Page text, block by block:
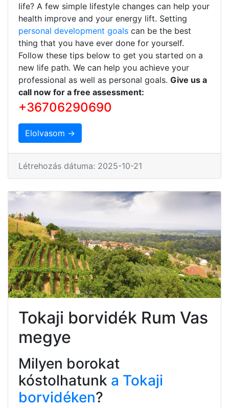
life? A few simple lifestyle changes can help your
health improve and your energy lift. Setting
personal development goals can be the best
thing that you have ever done for yourself.
Follow these tips below to get you started on a
new life path. We can help you achieve your
professional as well as personal goals. Give us a
call now for a free assessment:
+36706290690
Elolvasom →
Létrehozás dátuma: 2025-10-21
Tokaji borvidék Rum Vas
megye
Milyen borokat
kóstolhatunk a Tokaji
borvidéken?